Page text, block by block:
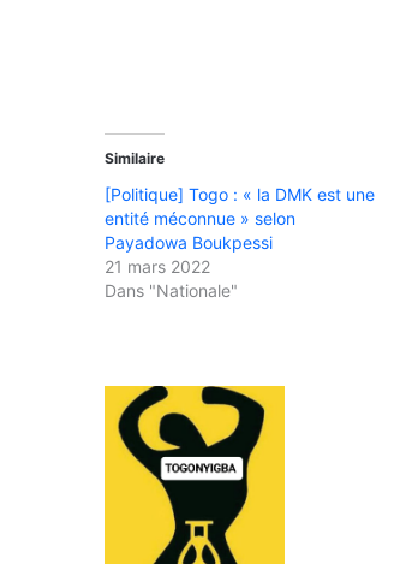
Similaire
[Politique] Togo : « la DMK est une
entité méconnue » selon
Payadowa Boukpessi
21 mars 2022
Dans "Nationale"